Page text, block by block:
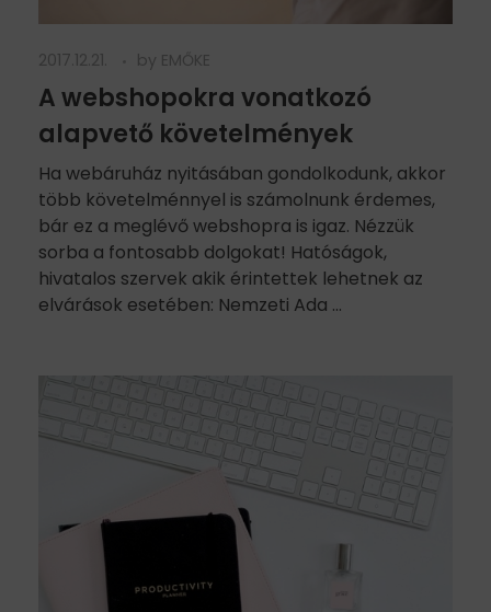
2017.12.21. by EMŐKE
A webshopokra vonatkozó
alapvető követelmények
Ha webáruház nyitásában gondolkodunk, akkor
több követelménnyel is számolnunk érdemes,
bár ez a meglévő webshopra is igaz. Nézzük
sorba a fontosabb dolgokat! Hatóságok,
hivatalos szervek akik érintettek lehetnek az
elvárások esetében: Nemzeti Ada ...